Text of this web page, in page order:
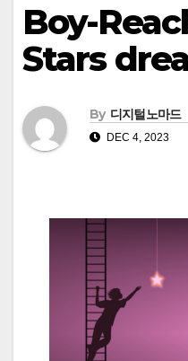
Boy-
Stars
By 디지털노마드
DEC 4, 2023